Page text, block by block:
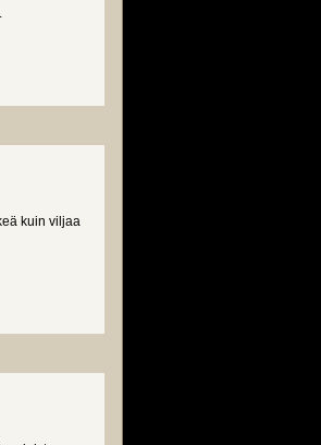
kuin viljaa